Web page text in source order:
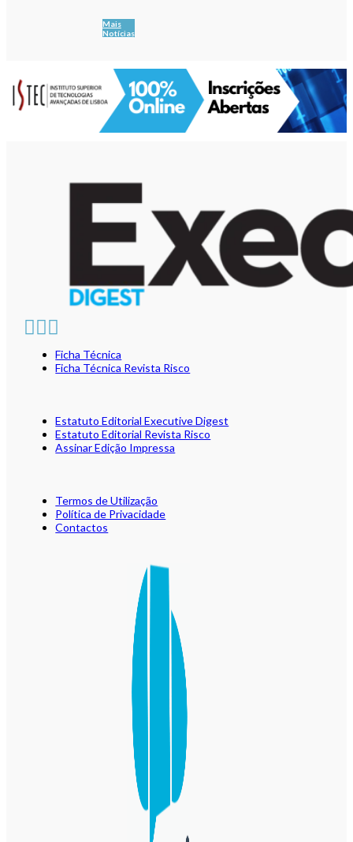
Mais
Notícias
Ficha Técnica
Ficha Técnica Revista Risco
Estatuto Editorial Executive Digest
Estatuto Editorial Revista Risco
Assinar Edição Impressa
Termos de Utilização
Política de Privacidade
Contactos